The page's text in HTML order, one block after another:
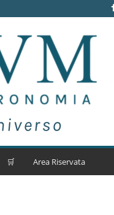
🛒 Area Riservata